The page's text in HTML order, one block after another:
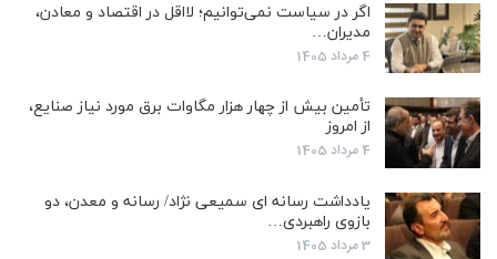
اگر در سیاست نمی‌توانیم؛ لااقل در اقتصاد و معادن،
مدیران…
4 مرداد 1405
تأمین بیش از چهار هزار مگاوات برق مورد نیاز صنایع،
از امروز
4 مرداد 1405
یادداشت رسانه ای سمیعی نژاد/ رسانه و معدن، دو
بازوی راهبردی…
3 مرداد 1405